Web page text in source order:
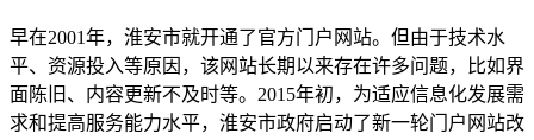
早在2001年，淮安市就开通了官方门户网站。但由于技术水
平、资源投入等原因，该网站长期以来存在许多问题，比如界
面陈旧、内容更新不及时等。2015年初，为适应信息化发展需
求和提高服务能力水平，淮安市政府启动了新一轮门户网站改